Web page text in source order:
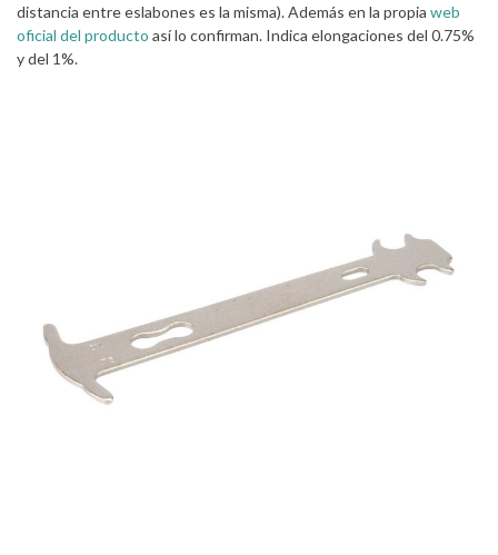
distancia entre eslabones es la misma). Además en la propia web
oficial del producto así lo confirman. Indica elongaciones del 0.75%
y del 1%.